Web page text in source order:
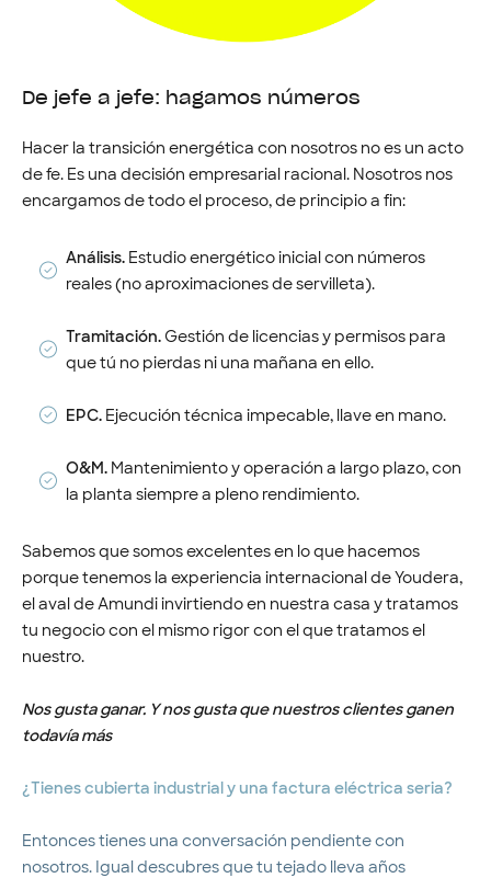
De jefe a jefe: hagamos números
Hacer la transición energética con nosotros no es un acto
de fe. Es una decisión empresarial racional. Nosotros nos
encargamos de todo el proceso, de principio a fin:
Análisis. Estudio energético inicial con números
reales (no aproximaciones de servilleta).
Tramitación.Gestión de licencias y permisos para
que tú no pierdas ni una mañana en ello.
EPC. Ejecución técnica impecable, llave en mano.
O&M. Mantenimiento y operación a largo plazo, con
la planta siempre a pleno rendimiento.
Sabemos que somos excelentes en lo que hacemos
porque tenemos la experiencia internacional de Youdera,
el aval de Amundi invirtiendo en nuestra casa y tratamos
tu negocio con el mismo rigor con el que tratamos el
nuestro.
Nos gusta ganar. Y nos gusta que nuestros clientes ganen
todavía más
¿Tienes cubierta industrial y una factura eléctrica seria?
Entonces tienes una conversación pendiente con
nosotros. Igual descubres que tu tejado lleva años